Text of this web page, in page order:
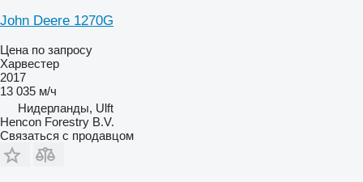
John Deere 1270G
Цена по запросу
Харвестер
2017
13 035 м/ч
Нидерланды, Ulft
Hencon Forestry B.V.
Связаться с продавцом